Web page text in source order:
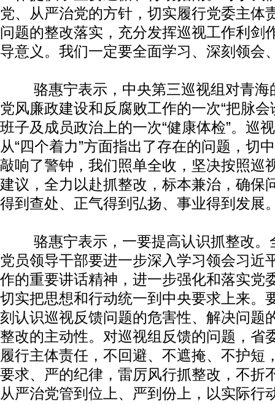
党、从严治党的方针，切实履行党委主体
问题的整改落实，充分发挥巡视工作利剑
导意义。我们一定要全面学习、深刻领会
骆惠宁表示，中央第三巡视组对青海
党风廉政建设和反腐败工作的一次“把脉会
班子及成员政治上的一次“健康体检”。巡
从“四个着力”方面指出了存在的问题，切
敲响了警钟，我们照单全收，坚决按照巡
建议，全力以赴抓整改，标本兼治，确保
得到查处、正气得到弘扬、事业得到发展
骆惠宁表示，一要提高认识抓整改。
党员领导干部要进一步深入学习领会习近
作的重要讲话精神，进一步强化和落实党
切实把思想和行动统一到中央要求上来。
刻认识巡视反馈问题的危害性、解决问题
整改的主动性。对巡视组反馈的问题，省
履行主体责任，不回避、不遮掩、不护短
要求、严的纪律，雷厉风行抓整改，不折
从严治党管到位上、严到份上，以实际行